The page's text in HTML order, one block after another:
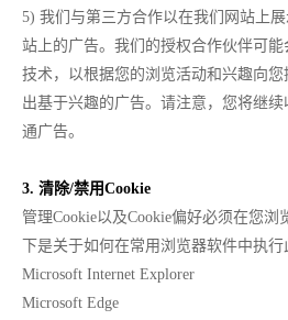
5) 我们与第三方合作以在我们网站上
站上的广告。我们的授权合作伙伴可
技术，以根据您的浏览活动和兴趣向
出基于兴趣的广告。请注意，您将继
通广告。
3. 清除/禁用Cookie
管理Cookie以及Cookie偏好必须在您
下是关于如何在常用浏览器软件中执行
Microsoft Internet Explorer
Microsoft Edge